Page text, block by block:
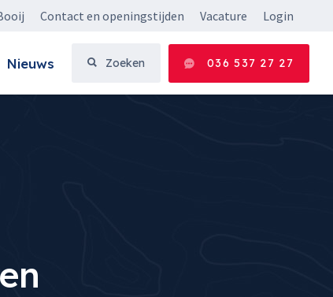
Contact en openingstijden Vacature Login
Nieuws Zoeken 036 537 27 27